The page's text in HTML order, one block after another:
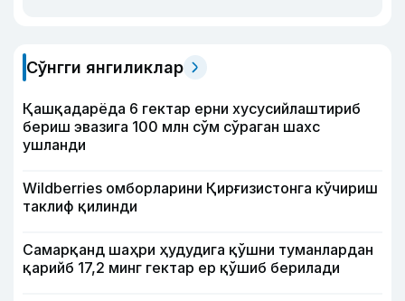
Сўнгги янгиликлар
Қашқадарёда 6 гектар ерни хусусийлаштириб
бериш эвазига 100 млн сўм сўраган шахс
ушланди
Wildberries омборларини Қирғизистонга кўчириш
таклиф қилинди
Самарқанд шаҳри ҳудудига қўшни туманлардан
қарийб 17,2 минг гектар ер қўшиб берилади